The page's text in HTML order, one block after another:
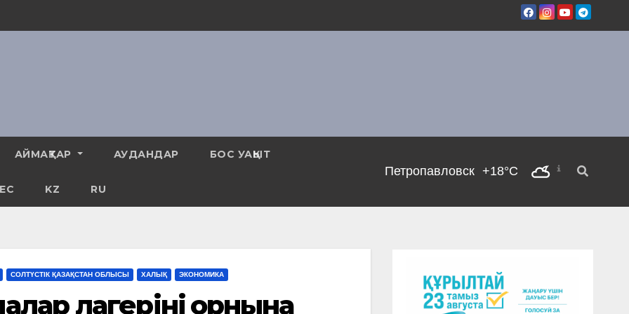
АЙМАҚТАР АУДАНДАР БОС УАҚЫТ
KZ RU
Петропавловск +18°C
СОЛТҮСТІК ҚАЗАҚСТАН ОБЛЫСЫ ХАЛЫҚ ЭКОНОМИКА
лагерінің орнына